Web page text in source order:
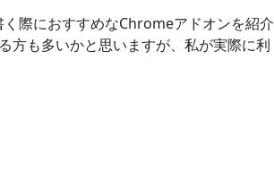
際におすすめなChromeアドオンを紹介
方も多いかと思いますが、私が実際に利